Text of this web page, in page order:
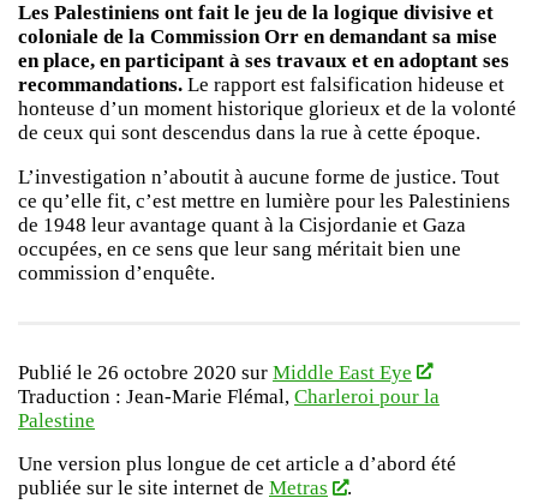
Les Palestiniens ont fait le jeu de la logique divisive et
coloniale de la Commission Orr en demandant sa mise
en place, en participant à ses travaux et en adoptant ses
recommandations. Le rapport est falsification hideuse et
honteuse d’un moment historique glorieux et de la volonté
de ceux qui sont descendus dans la rue à cette époque.
L’investigation n’aboutit à aucune forme de justice. Tout
ce qu’elle fit, c’est mettre en lumière pour les Palestiniens
de 1948 leur avantage quant à la Cisjordanie et Gaza
occupées, en ce sens que leur sang méritait bien une
commission d’enquête.
Publié le 26 octobre 2020 sur Middle East Eye
Traduction : Jean-Marie Flémal, Charleroi pour la
Palestine
Une version plus longue de cet article a d’abord été
publiée sur le site internet de Metras .